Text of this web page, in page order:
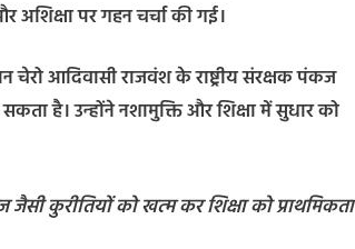
पर गहन चर्चा की गई।
आदिवासी राजवंश के राष्ट्रीय संरक्षक पंकज
है। उन्होंने नशामुक्ति और शिक्षा में सुधार को
कुरीतियों को खत्म कर शिक्षा को प्राथमिकता